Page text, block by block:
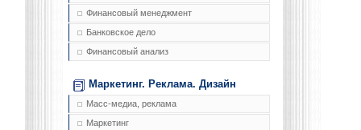
Финансовый менеджмент
Банковское дело
Финансовый анализ
Маркетинг. Реклама. Дизайн
Масс-медиа, реклама
Маркетинг